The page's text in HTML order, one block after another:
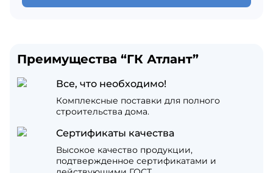
Преимущества “ГК Атлант”
Все, что необходимо!
Комплексные поставки для полного
строительства дома.
Сертификаты качества
Высокое качество продукции,
подтвержденное сертификатами и